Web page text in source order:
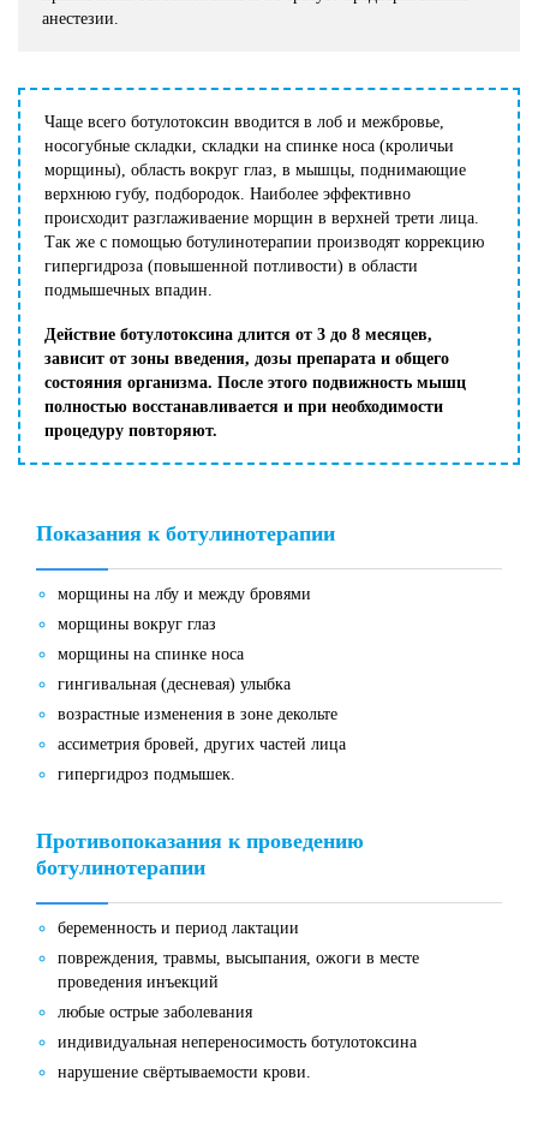
анестезии.
Чаще всего ботулотоксин вводится в лоб и межбровье,
носогубные складки, складки на спинке носа (кроличьи
морщины), область вокруг глаз, в мышцы, поднимающие
верхнюю губу, подбородок. Наиболее эффективно
происходит разглаживаение морщин в верхней трети лица.
Так же с помощью ботулинотерапии производят коррекцию
гипергидроза (повышенной потливости) в области
подмышечных впадин.
Действие ботулотоксина длится от 3 до 8 месяцев,
зависит от зоны введения, дозы препарата и общего
состояния организма. После этого подвижность мышц
полностью восстанавливается и при необходимости
процедуру повторяют.
Показания к ботулинотерапии
морщины на лбу и между бровями
морщины вокруг глаз
морщины на спинке носа
гингивальная (десневая) улыбка
возрастные изменения в зоне декольте
ассиметрия бровей, других частей лица
гипергидроз подмышек.
Противопоказания к проведению
ботулинотерапии
беременность и период лактации
повреждения, травмы, высыпания, ожоги в месте
проведения инъекций
любые острые заболевания
индивидуальная непереносимость ботулотоксина
нарушение свёртываемости крови.